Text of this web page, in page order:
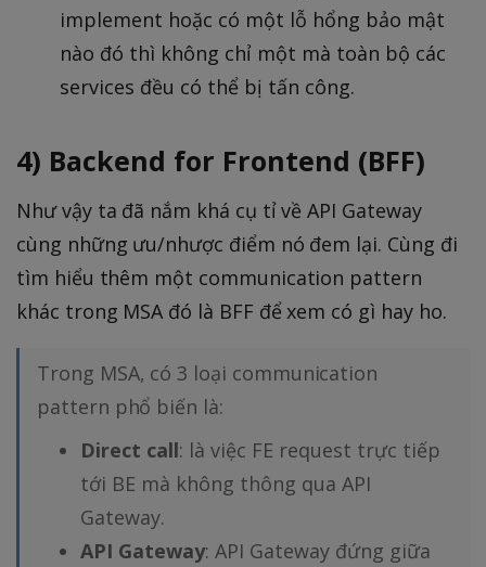
implement hoặc có một lỗ hổng bảo mật
nào đó thì không chỉ một mà toàn bộ các
services đều có thể bị tấn công.
4) Backend for Frontend (BFF)
Như vậy ta đã nắm khá cụ tỉ về API Gateway
cùng những ưu/nhược điểm nó đem lại. Cùng đi
tìm hiểu thêm một communication pattern
khác trong MSA đó là BFF để xem có gì hay ho.
Trong MSA, có 3 loại communication
pattern phổ biến là:
Direct call: là việc FE request trực tiếp
tới BE mà không thông qua API
Gateway.
API Gateway: API Gateway đứng giữa